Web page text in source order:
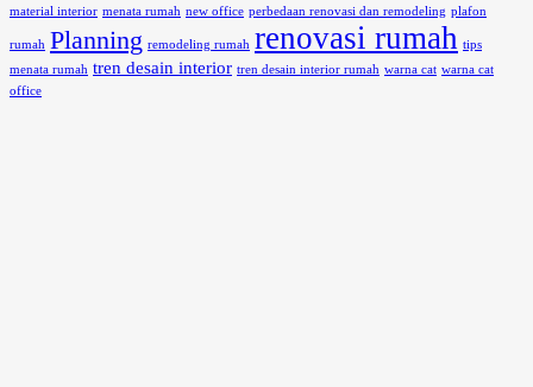
material interior menata rumah new office perbedaan renovasi dan remodeling plafon
rumah Planning remodeling rumah renovasi rumah tips
menata rumah tren desain interior tren desain interior rumah warna cat warna cat
office